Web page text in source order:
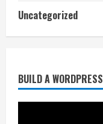
Uncategorized
BUILD A